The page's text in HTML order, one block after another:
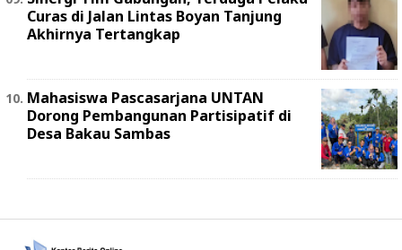
Curas di Jalan Lintas Boyan Tanjung
Akhirnya Tertangkap
Mahasiswa Pascasarjana UNTAN
Dorong Pembangunan Partisipatif di
Desa Bakau Sambas